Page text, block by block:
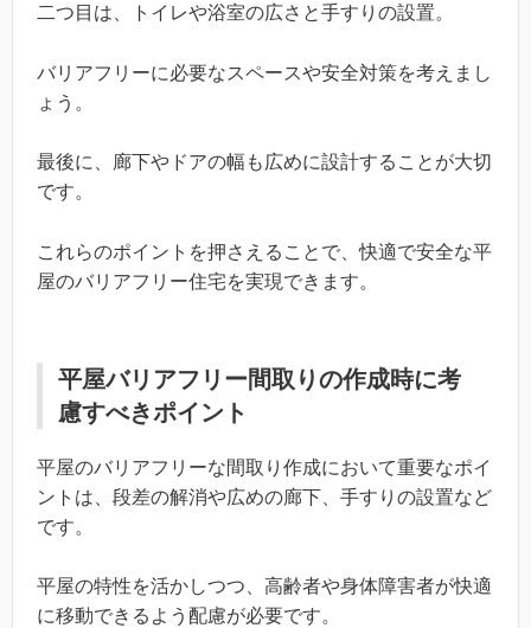
二つ目は、トイレや浴室の広さと手すりの設置。
バリアフリーに必要なスペースや安全対策を考えまし
ょう。
最後に、廊下やドアの幅も広めに設計することが大切
です。
これらのポイントを押さえることで、快適で安全な平
屋のバリアフリー住宅を実現できます。
平屋バリアフリー間取りの作成時に考
慮すべきポイント
平屋のバリアフリーな間取り作成において重要なポイ
ントは、段差の解消や広めの廊下、手すりの設置など
です。
平屋の特性を活かしつつ、高齢者や身体障害者が快適
に移動できるよう配慮が必要です。